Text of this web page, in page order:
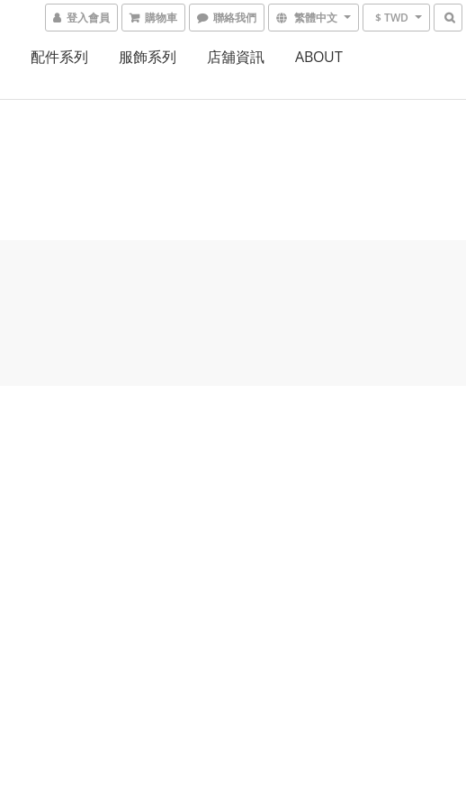
登入會員 購物車 聯絡我們 繁體中文 $ TWD
配件系列 服飾系列 店舖資訊 ABOUT